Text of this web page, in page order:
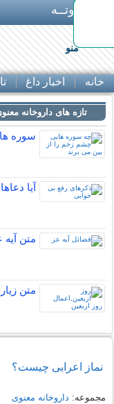
بـیتوتــه
منو
خانه اخبار داغ
تازه های داروخانه
سوره
آیا
متن
متن
نماز اعرابی چیست؟
مجموعه: داروخانه معنوی